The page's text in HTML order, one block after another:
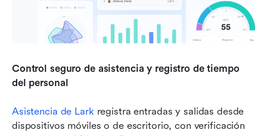
Control seguro de asistencia y registro de tiempo
del personal
Asistencia de Lark registra entradas y salidas desde
dispositivos móviles o de escritorio, con verificación